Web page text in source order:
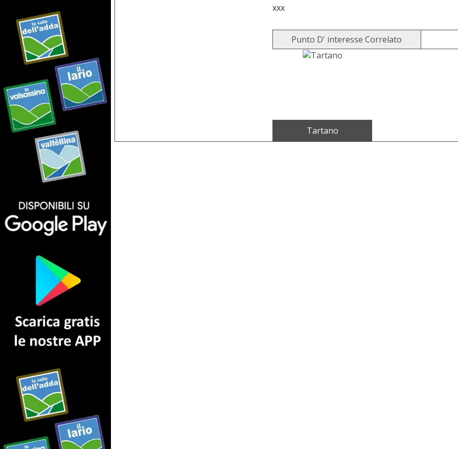
xxx
Punto D' interesse Correlato
Tartano